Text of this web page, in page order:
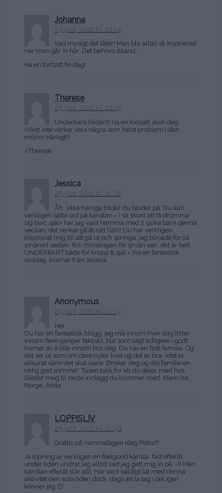
Johanna
29 juni, 2011 kl. 10:14
Vad mysigt det låter! Man blir alltid så inspirerad
när man går in här. Det behövs ibland.
Ha en fortsatt fin dag!
Therese
29 juni, 2011 kl. 10:45
Underbara bilder!!! Ha en fortsatt skön dag…
vilket inte verkar vara några som helst problem i den
miljön! Härligt!!!
/Therese
Jessica
29 juni, 2011 kl. 11:28
Åh, vilka härliga bilder du bjuder på. Du kan
verkligen sätta ord på känslan = ) så skönt att få drömma
sig bort..själv har jag varit hemma med 2 sjuka barn denna
veckan, det verkar gå åt rätt håll!! Du har verkligen
inspirerat mig till att gå ut och springa, jag började för ca
1månad sedan- fick minstingen för 5mån sen…det är helt
UNDERBART både för kropp & själ = )ha en fantastisk
onsdag, kramar från Jessica
Anonymous
29 juni, 2011 kl. 12:19
Hei
Du har en fantastisk blogg, jeg må innom hver dag (titter
innom flere ganger faktisk), blir som sagt tidligere i godt
humør av å titte innom hos deg. Du har en flott familie. Og
det ser ut som om dere nyter livet og det er bra:-)det er
akkurat sånn det skal være. Ønsker deg og din familie en
riktig god sommer. Tusen takk for alt du deler med hos.
Gleder meg til neste innlegg du kommer med. Klem fra
Norge, Anita
LOPPISLIV
29 juni, 2011 kl. 12:56
Grattis på namnsdagen idag Petra!!!
Ja löpning är verkligen en feelgood känsla, fast efteråt,
under tiden undrar jag alltid vad jag gett mig in på :-)) Men
känslan efteråt slår allt. Har varit väldigt lat med denna
aktivitet den sista tiden dock, dags att ta tag i det igen
känner jag 🙂